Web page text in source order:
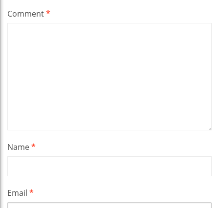
Comment*
Name*
Email *